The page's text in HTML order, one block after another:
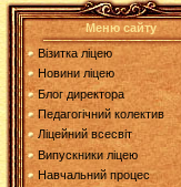
Меню сайту
Візитка ліцею
Новини ліцею
Блог директора
Педагогічний колектив
Ліцейний всесвіт
Випускники ліцею
Навчальний процес